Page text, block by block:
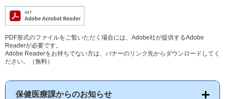
PDF形式のファイルをご覧いただく場合には、Adobe社が提供するAdobe
Readerが必要です。
Adobe Readerをお持ちでない方は、バナーのリンク先からダウンロードしてく
ださい。（無料）
保健医療課からのお知らせ